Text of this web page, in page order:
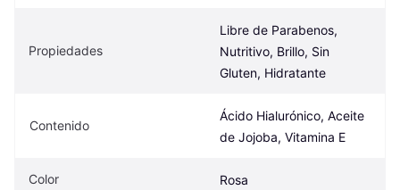
Propiedades
Libre de Parabenos,
Nutritivo, Brillo, Sin
Gluten, Hidratante
Contenido
Ácido Hialurónico, Aceite
de Jojoba, Vitamina E
Color Rosa